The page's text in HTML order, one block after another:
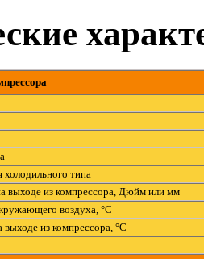
типа
выходе из компрессора, Дюйм или мм
воздуха, °С
выходе из компрессора, °С